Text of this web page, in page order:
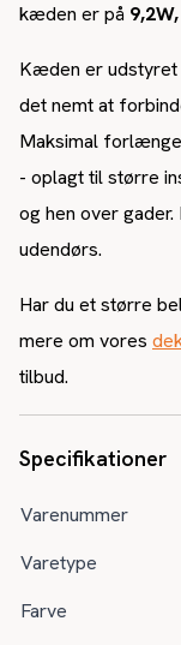
kæden er på
Kæden er udstyret
det nemt at
Maksimal
- oplagt til større
og hen over
udendørs.
Har du et større
mere om vores
tilbud.
Specifikationer
Varenummer
Varetype
Farve